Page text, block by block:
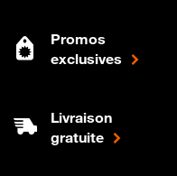
Promos
exclusives
Livraison
gratuite